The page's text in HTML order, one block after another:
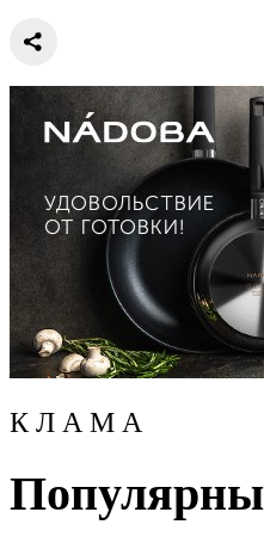
К Л А М А